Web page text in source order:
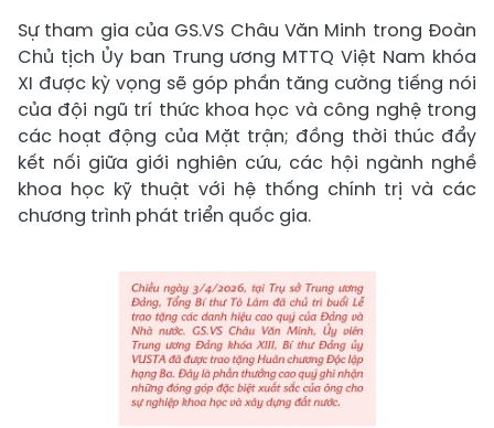
Sự tham gia của GS.VS Châu Văn Minh trong Đoàn
Chủ tịch Ủy ban Trung ương MTTQ Việt Nam khóa
XI được kỳ vọng sẽ góp phần tăng cường tiếng nói
của đội ngũ trí thức khoa học và công nghệ trong
các hoạt động của Mặt trận; đồng thời thúc đẩy
kết nối giữa giới nghiên cứu, các hội ngành nghề
khoa học kỹ thuật với hệ thống chính trị và các
chương trình phát triển quốc gia.